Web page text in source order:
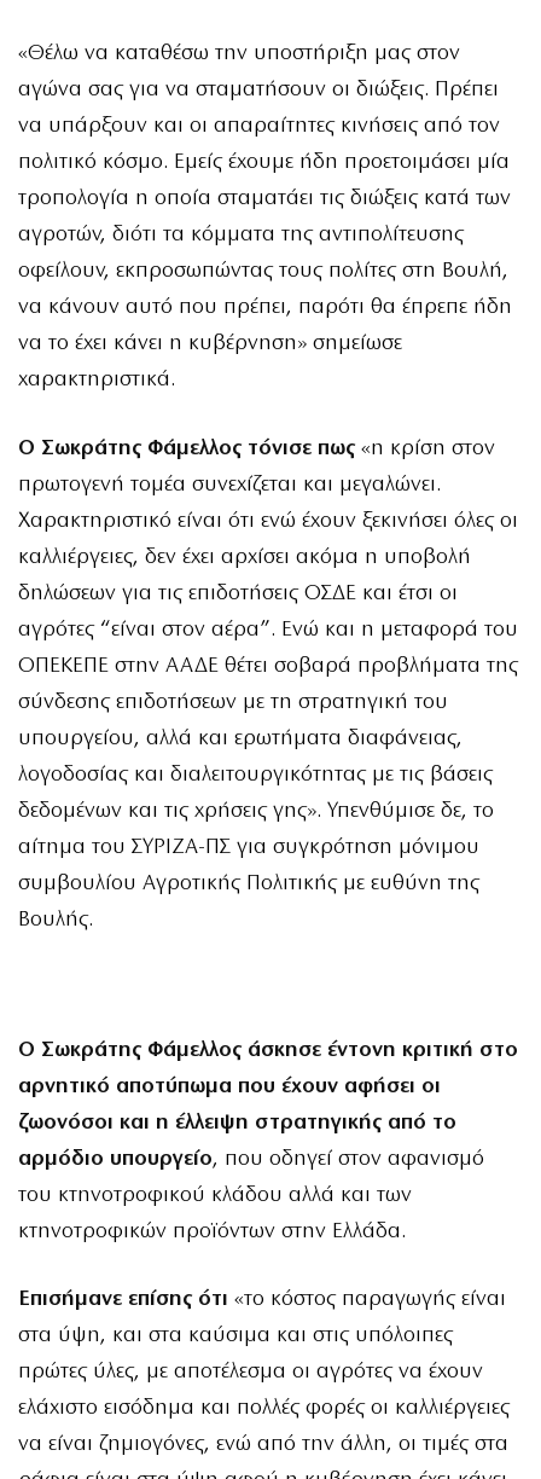
«Θέλω να καταθέσω την υποστήριξη μας στον
αγώνα σας για να σταματήσουν οι διώξεις. Πρέπει
να υπάρξουν και οι απαραίτητες κινήσεις από τον
πολιτικό κόσμο. Εμείς έχουμε ήδη προετοιμάσει μία
τροπολογία η οποία σταματάει τις διώξεις κατά των
αγροτών, διότι τα κόμματα της αντιπολίτευσης
οφείλουν, εκπροσωπώντας τους πολίτες στη Βουλή,
να κάνουν αυτό που πρέπει, παρότι θα έπρεπε ήδη
να το έχει κάνει η κυβέρνηση» σημείωσε
χαρακτηριστικά.
Ο Σωκράτης Φάμελλος τόνισε πως «η κρίση στον
πρωτογενή τομέα συνεχίζεται και μεγαλώνει.
Χαρακτηριστικό είναι ότι ενώ έχουν ξεκινήσει όλες οι
καλλιέργειες, δεν έχει αρχίσει ακόμα η υποβολή
δηλώσεων για τις επιδοτήσεις ΟΣΔΕ και έτσι οι
αγρότες “είναι στον αέρα”. Ενώ και η μεταφορά του
ΟΠΕΚΕΠΕ στην ΑΑΔΕ θέτει σοβαρά προβλήματα της
σύνδεσης επιδοτήσεων με τη στρατηγική του
υπουργείου, αλλά και ερωτήματα διαφάνειας,
λογοδοσίας και διαλειτουργικότητας με τις βάσεις
δεδομένων και τις χρήσεις γης». Υπενθύμισε δε, το
αίτημα του ΣΥΡΙΖΑ-ΠΣ για συγκρότηση μόνιμου
συμβουλίου Αγροτικής Πολιτικής με ευθύνη της
Βουλής.
Ο Σωκράτης Φάμελλος άσκησε έντονη κριτική στο
αρνητικό αποτύπωμα που έχουν αφήσει οι
ζωονόσοι και η έλλειψη στρατηγικής από το
αρμόδιο υπουργείο, που οδηγεί στον αφανισμό
του κτηνοτροφικού κλάδου αλλά και των
κτηνοτροφικών προϊόντων στην Ελλάδα.
Επισήμανε επίσης ότι «το κόστος παραγωγής είναι
στα ύψη, και στα καύσιμα και στις υπόλοιπες
πρώτες ύλες, με αποτέλεσμα οι αγρότες να έχουν
ελάχιστο εισόδημα και πολλές φορές οι καλλιέργειες
να είναι ζημιογόνες, ενώ από την άλλη, οι τιμές στα